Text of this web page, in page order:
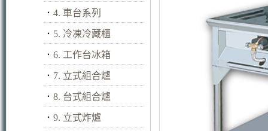
． 4. 車台系列
． 5. 冷凍冷藏櫃
． 6. 工作台冰箱
． 7. 立式組合爐
． 8. 台式組合爐
． 9. 立式炸爐